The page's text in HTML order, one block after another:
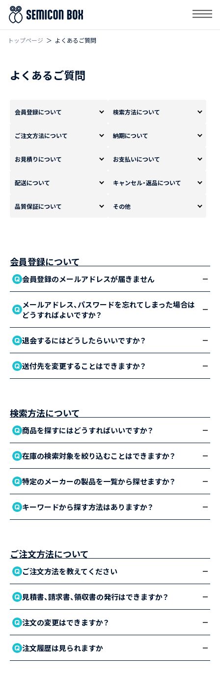
トップページ よくあるご質問
よくあるご質問
会員登録について 検索方法について
ご注文方法について 納期について
お見積りについて お支払いについて
配送について キャンセル・返品について
品質保証について その他
会員登録について
会員登録のメールアドレスが届きません
メールアドレス、パスワードを忘れてしまった場合は
どうすればよいですか？
退会するにはどうしたらいいですか？
送付先を変更することはできますか？
検索方法について
商品を探すにはどうすればいいですか？
在庫の検索対象を絞り込むことはできますか？
特定のメーカーの製品を一覧から探せますか？
キーワードから探す方法はありますか？
ご注文方法について
ご注文方法を教えてください
見積書、請求書、領収書の発行はできますか？
注文の変更はできますか？
注文履歴は見られますか